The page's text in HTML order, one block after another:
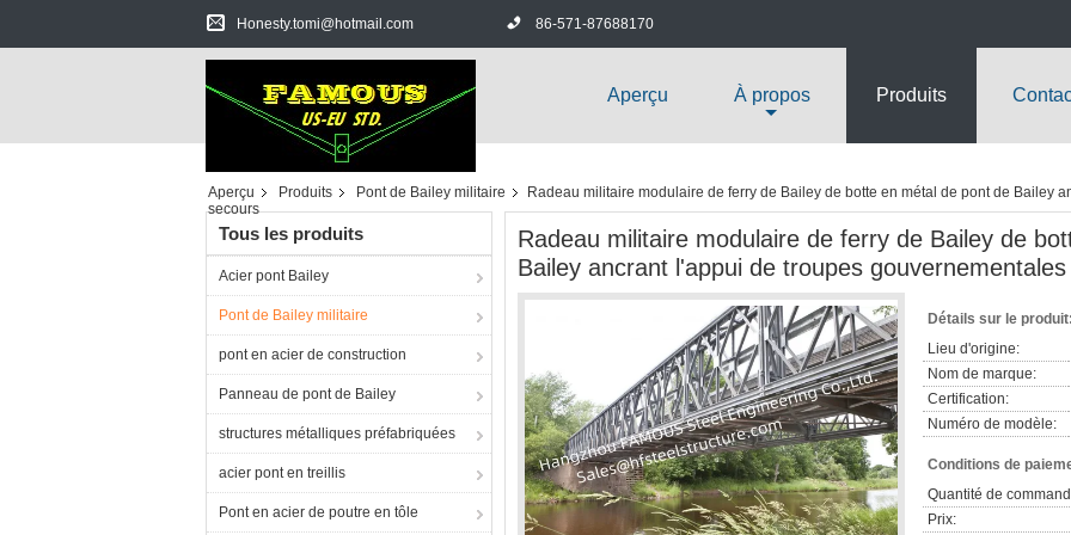
Honesty.tomi@hotmail.com 86-571-87688170
Aperçu À propos Produits
Aperçu Produits Pont de Bailey militaire
Radeau militaire modulaire de ferry de Bailey de botte en métal de pont de Bailey
secours
Tous les produits
Acier pont Bailey
Pont de Bailey militaire
pont en acier de construction
Panneau de pont de Bailey
structures métalliques préfabriquées
acier pont en treillis
Pont en acier de poutre en tôle
Radeau militaire modulaire de ferry de Bailey de
Bailey ancrant l'appui de troupes
Détails sur le
Lieu d'origine:
Nom de marque:
Certification:
Numéro de modèle:
Conditions de
Quantité de
Prix: